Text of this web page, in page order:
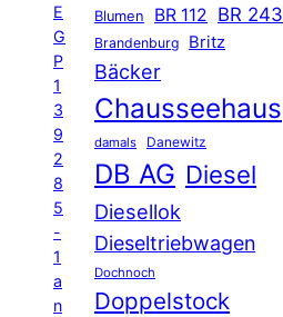
E
G
P
1
3
9
2
8
5
-
1
a
n
Blumen BR 112 BR 243
Brandenburg Britz
Bäcker
Chausseehaus
damals Danewitz
DB AG Diesel
Diesellok
Dieseltriebwagen
Dochnoch
Doppelstock